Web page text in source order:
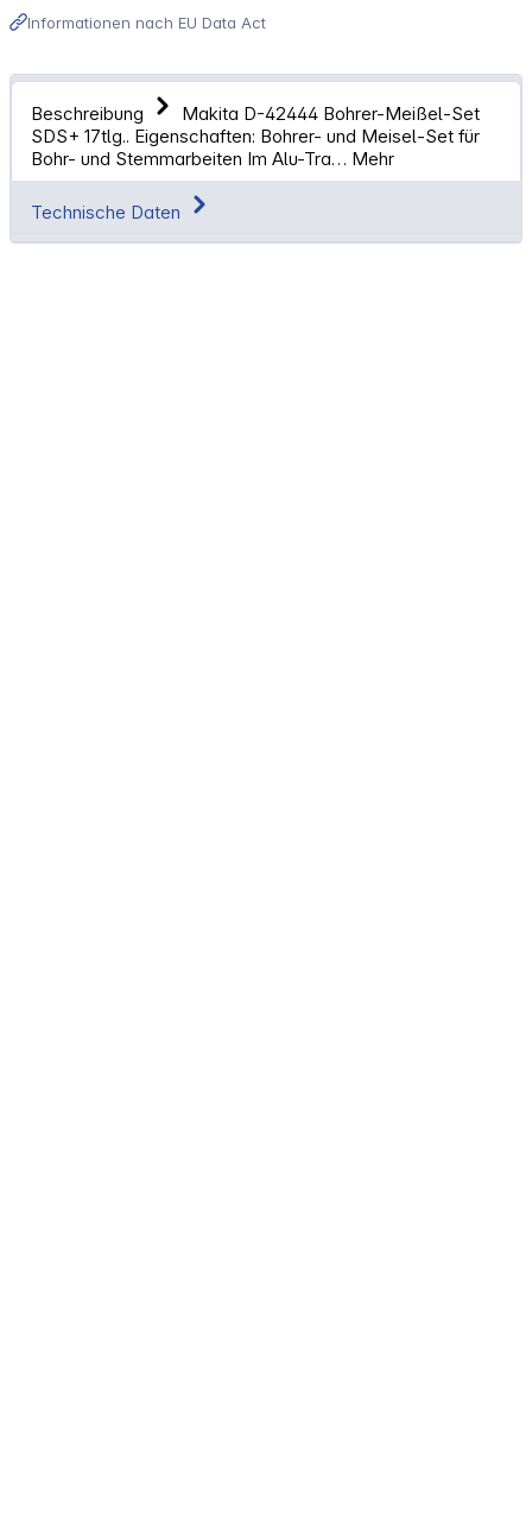
Informationen nach EU Data Act
Beschreibung
Makita D-42444 Bohrer-Meißel-Set
SDS+ 17tlg.. Eigenschaften: Bohrer- und Meisel-Set für
Bohr- und Stemmarbeiten Im Alu-Tra… Mehr
Technische Daten